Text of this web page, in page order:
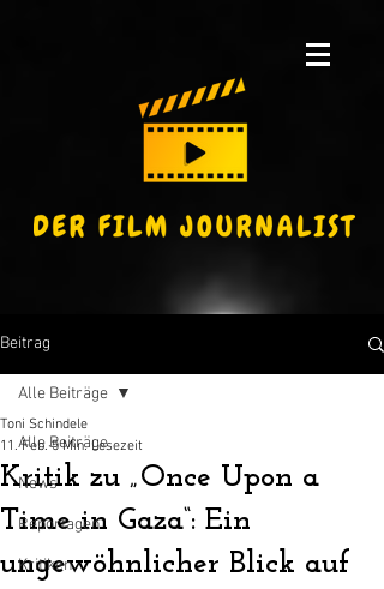
Beitrag
Alle Beiträge
News
Reportagen
Kritiken
Alle Beiträge
Kritik zu „Once Upon a
Time in Gaza“: Ein
ungewöhnlicher Blick auf
Toni Schindele
11. Feb. 5 Min. Lesezeit